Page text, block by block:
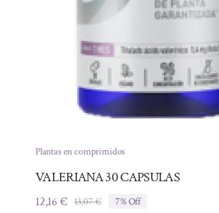
Plantas en comprimidos
VALERIANA 30 CAPSULAS
13,07€El
12,16€ El 7% Off